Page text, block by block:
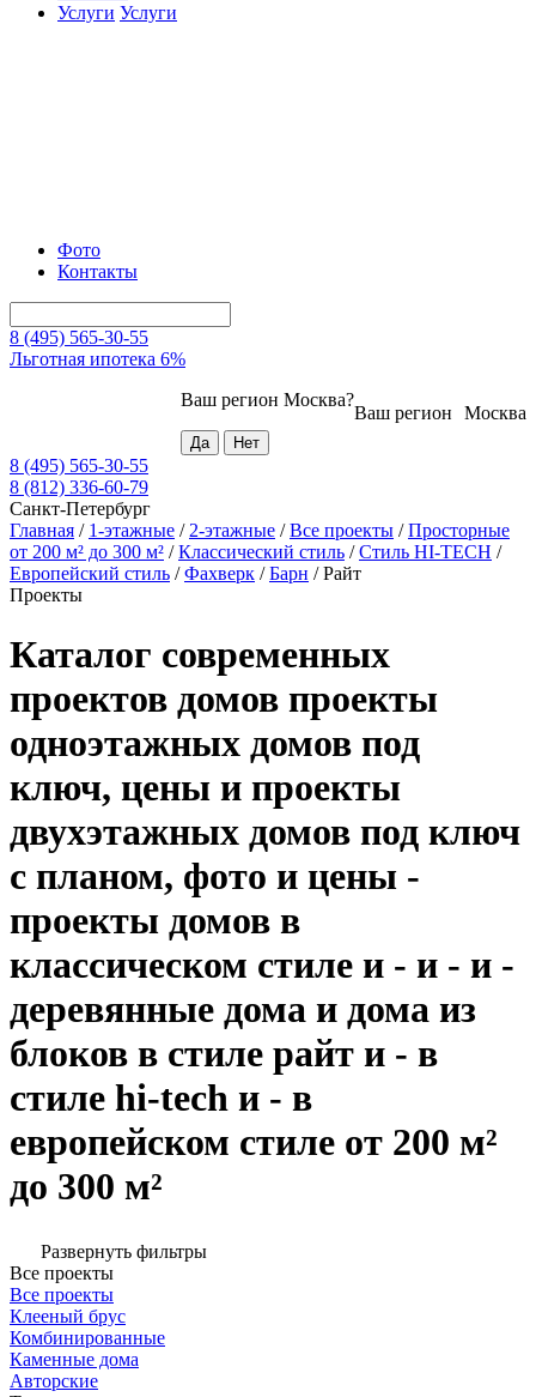
Услуги Услуги
Фото
Контакты
8 (495) 565-30-55
Льготная ипотека 6%
Москва
Ваш регион
Ваш регион Москва?
8 (495) 565-30-55
8 (812) 336-60-79
Санкт-Петербург
Главная / 1-этажные / 2-этажные /Все проекты /Просторные
от 200 м² до 300 м² /Классический стиль /Стиль HI-TECH /
Европейский стиль /Фахверк /Барн /Райт
Проекты
Каталог современных
проектов домов проекты
одноэтажных домов под
ключ, цены и проекты
двухэтажных домов под ключ
с планом, фото и цены -
проекты домов в
классическом стиле и - и - и -
деревянные дома и дома из
блоков в стиле райт и - в
стиле hi-tech и - в
европейском стиле от 200 м²
до 300 м²
Развернуть фильтры
Все проекты
Все проекты
Клееный брус
Комбинированные
Каменные дома
Авторские